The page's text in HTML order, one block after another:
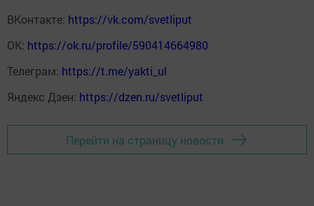
ВКонтакте: https://vk.com/svetliput
ОК: https://ok.ru/profile/590414664980
Телеграм: https://t.me/yakti_ul
Яндекс Дзен: https://dzen.ru/svetliput
Перейти на страницу новости